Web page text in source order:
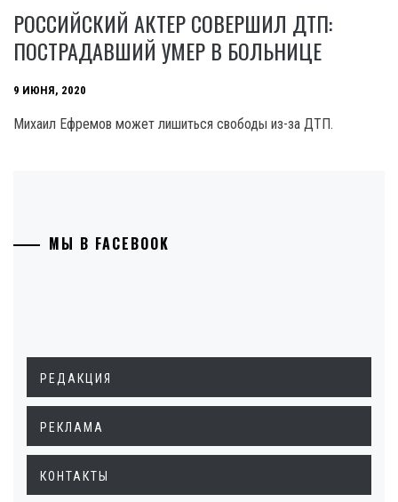
РОССИЙСКИЙ АКТЕР СОВЕРШИЛ ДТП:
ПОСТРАДАВШИЙ УМЕР В БОЛЬНИЦЕ
9 ИЮНЯ, 2020
Михаил Ефремов может лишиться свободы из-за ДТП.
МЫ В FACEBOOK
РЕДАКЦИЯ
РЕКЛАМА
КОНТАКТЫ